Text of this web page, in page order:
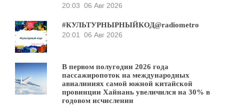
20:03 06 Авг 2026
#КУЛЬТУРНЫРНЫЙКОД@radiometro
20:01
06 Авг 2026
В первом полугодии 2026 года
пассажиропоток на международных
авиалиниях самой южной китайской
провинции Хайнань увеличился на 30% в
годовом исчислении